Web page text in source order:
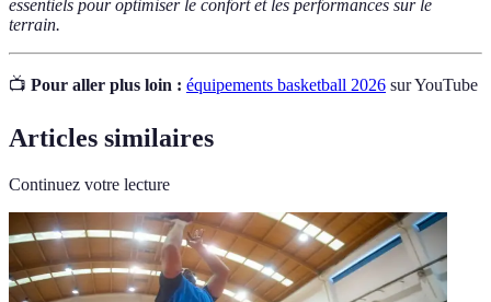
essentiels pour optimiser le confort et les performances sur le
terrain.
📺 Pour aller plus loin : équipements basketball 2026 sur YouTube
Articles similaires
Continuez votre lecture